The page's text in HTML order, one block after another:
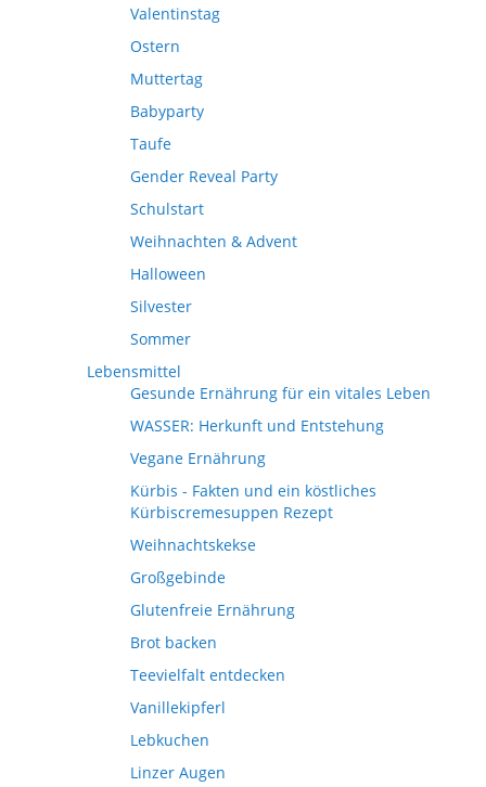
Valentinstag
Ostern
Muttertag
Babyparty
Taufe
Gender Reveal Party
Schulstart
Weihnachten & Advent
Halloween
Silvester
Sommer
Lebensmittel
Gesunde Ernährung für ein vitales Leben
WASSER: Herkunft und Entstehung
Vegane Ernährung
Kürbis - Fakten und ein köstliches
Kürbiscremesuppen Rezept
Weihnachtskekse
Großgebinde
Glutenfreie Ernährung
Brot backen
Teevielfalt entdecken
Vanillekipferl
Lebkuchen
Linzer Augen